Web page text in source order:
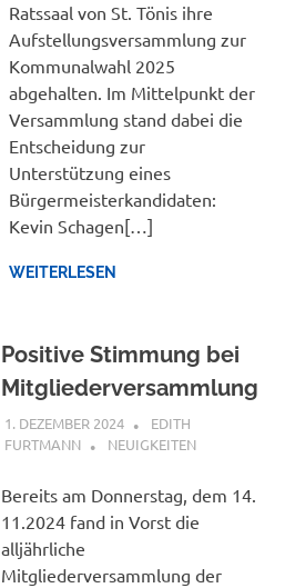
Ratssaal von St. Tönis ihre
Aufstellungsversammlung zur
Kommunalwahl 2025
abgehalten. Im Mittelpunkt der
Versammlung stand dabei die
Entscheidung zur
Unterstützung eines
Bürgermeisterkandidaten:
Kevin Schagen[…]
WEITERLESEN
Positive Stimmung bei
Mitgliederversammlung
1. DEZEMBER 2024
EDITH
FURTMANN
NEUIGKEITEN
Bereits am Donnerstag, dem 14.
11.2024 fand in Vorst die
alljährliche
Mitgliederversammlung der